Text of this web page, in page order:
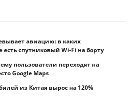
авиацию: в каких
спутниковый Wi-Fi на борту
пользователи переходят на
Google Maps
из Китая вырос на 120%